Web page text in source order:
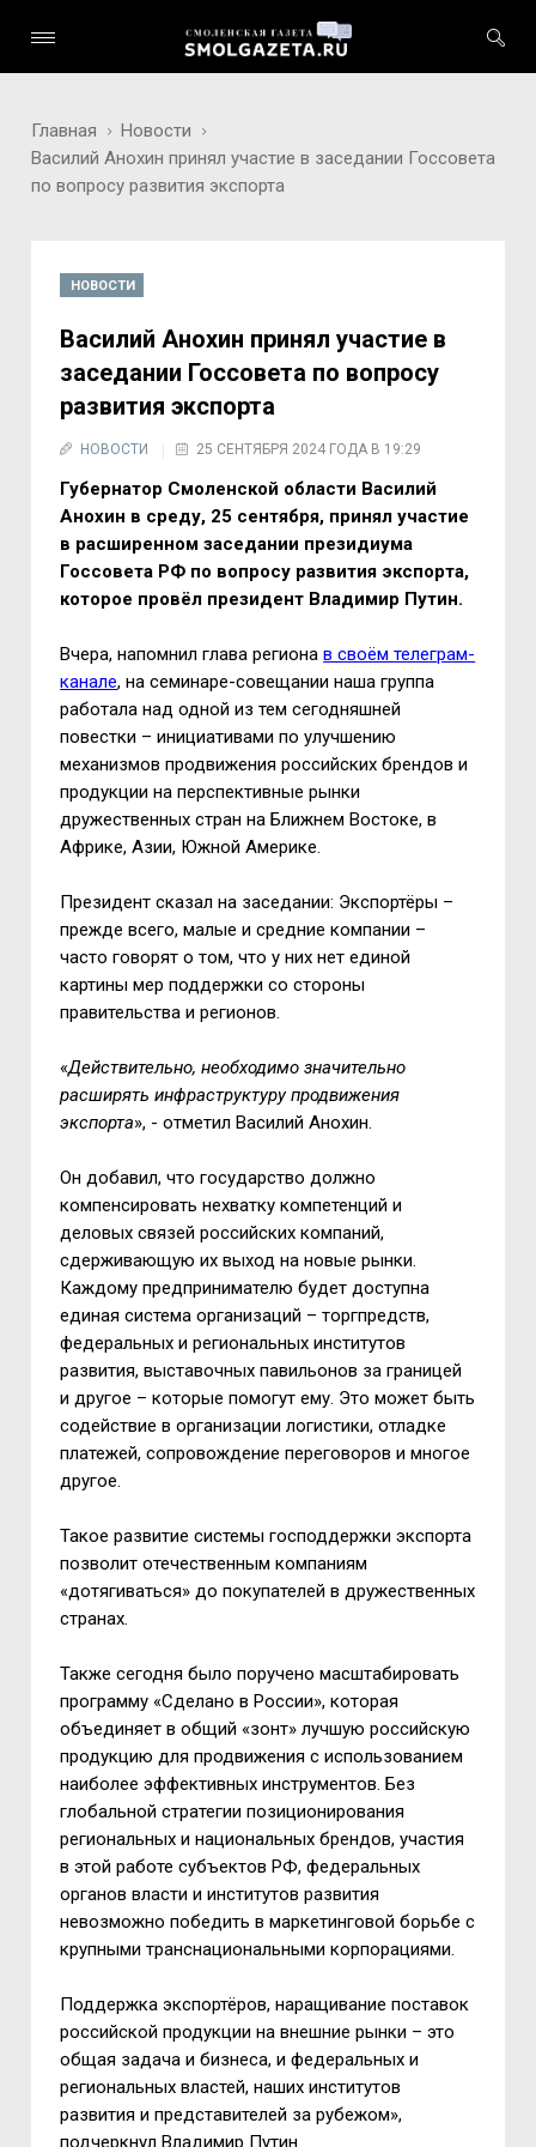
Главная
Новости
Василий Анохин принял участие в заседании Госсовета
по вопросу развития экспорта
НОВОСТИ
Василий Анохин принял участие в
заседании Госсовета по вопросу
развития экспорта
НОВОСТИ 25 СЕНТЯБРЯ 2024 ГОДА В 19:29
Губернатор Смоленской области Василий
Анохин в среду, 25 сентября, принял участие
в расширенном заседании президиума
Госсовета РФ по вопросу развития экспорта,
которое провёл президент Владимир Путин.
Вчера, напомнил глава регионав своём телеграм-
канале, на семинаре-совещании наша группа
работала над одной из тем сегодняшней
повестки – инициативами по улучшению
механизмов продвижения российских брендов и
продукции на перспективные рынки
дружественных стран на Ближнем Востоке, в
Африке, Азии, Южной Америке.
Президент сказал на заседании: Экспортёры –
прежде всего, малые и средние компании –
часто говорят о том, что у них нет единой
картины мер поддержки со стороны
правительства и регионов.
«Действительно, необходимо значительно
расширять инфраструктуру продвижения
экспорта», - отметил Василий Анохин.
Он добавил, что государство должно
компенсировать нехватку компетенций и
деловых связей российских компаний,
сдерживающую их выход на новые рынки.
Каждому предпринимателю будет доступна
единая система организаций – торгпредств,
федеральных и региональных институтов
развития, выставочных павильонов за границей
и другое – которые помогут ему. Это может быть
содействие в организации логистики, отладке
платежей, сопровождение переговоров и многое
другое.
Такое развитие системы господдержки экспорта
позволит отечественным компаниям
«дотягиваться» до покупателей в дружественных
странах.
Также сегодня было поручено масштабировать
программу «Сделано в России», которая
объединяет в общий «зонт» лучшую российскую
продукцию для продвижения с использованием
наиболее эффективных инструментов. Без
глобальной стратегии позиционирования
региональных и национальных брендов, участия
в этой работе субъектов РФ, федеральных
органов власти и институтов развития
невозможно победить в маркетинговой борьбе с
крупными транснациональными корпорациями.
Поддержка экспортёров, наращивание поставок
российской продукции на внешние рынки – это
общая задача и бизнеса, и федеральных и
региональных властей, наших институтов
развития и представителей за рубежом»,
подчеркнул Владимир Путин.